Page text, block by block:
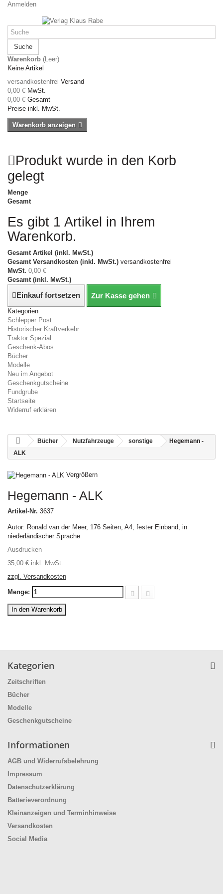
Anmelden
Suche
Warenkorb (Leer)
Keine Artikel
versandkostenfrei Versand
0,00 € MwSt.
0,00 € Gesamt
Preise inkl. MwSt.
Warenkorb anzeigen
Produkt wurde in den Korb
gelegt
Menge
Gesamt
Es gibt 1 Artikel in Ihrem
Warenkorb.
Gesamt Artikel (inkl. MwSt.)
Gesamt Versandkosten (inkl. MwSt.) versandkostenfrei
MwSt. 0,00 €
Gesamt (inkl. MwSt.)
Einkauf fortsetzen Zur Kasse gehen
Kategorien
Schlepper Post
Historischer Kraftverkehr
Traktor Spezial
Geschenk-Abos
Bücher
Modelle
Neu im Angebot
Geschenkgutscheine
Fundgrube
Startseite
Widerruf erklären
Bücher Nutzfahrzeuge sonstige
Hegemann -
ALK
Vergrößern
Hegemann - ALK
Artikel-Nr. 3637
Autor: Ronald van der Meer, 176 Seiten, A4, fester Einband, in
niederländischer Sprache
Ausdrucken
35,00 € inkl. MwSt.
zzgl. Versandkosten
Menge:
In den Warenkorb
Kategorien
Zeitschriften
Bücher
Modelle
Geschenkgutscheine
Informationen
AGB und Widerrufsbelehrung
Impressum
Datenschutzerklärung
Batterieverordnung
Kleinanzeigen und Terminhinweise
Versandkosten
Social Media